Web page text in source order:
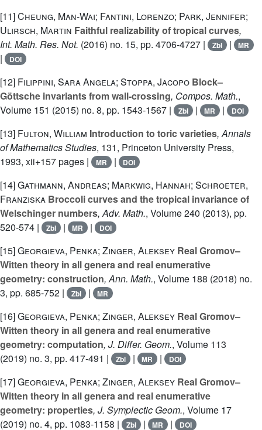
[11]Cheung, Man-Wai; Fantini, Lorenzo; Park, Jennifer;
Ulirsch, Martin Faithful realizability of tropical curves,
Int. Math. Res. Not. (2016) no. 15, pp. 4706-4727 | Zbl | MR
| DOI
[12] Filippini, Sara Angela; Stoppa, Jacopo Block–
Göttsche invariants from wall-crossing, Compos. Math.,
Volume 151 (2015) no. 8, pp. 1543-1567 | Zbl | MR | DOI
[13] Fulton, William Introduction to toric varieties, Annals
of Mathematics Studies, 131, Princeton University Press,
1993, xii+157 pages |
MR | DOI
[14]Gathmann, Andreas; Markwig, Hannah; Schroeter,
Franziska Broccoli curves and the tropical invariance of
Welschinger numbers, Adv. Math., Volume 240 (2013), pp.
520-574 |
Zbl | MR | DOI
[15]Georgieva, Penka; Zinger, Aleksey Real Gromov–
Witten theory in all genera and real enumerative
geometry: construction, Ann. Math., Volume 188 (2018) no.
3, pp. 685-752 |
Zbl | MR
[16]Georgieva, Penka; Zinger, Aleksey Real Gromov–
Witten theory in all genera and real enumerative
geometry: computation, J. Differ. Geom., Volume 113
(2019) no. 3, pp. 417-491 |
Zbl | MR | DOI
[17]Georgieva, Penka; Zinger, Aleksey Real Gromov–
Witten theory in all genera and real enumerative
geometry: properties, J. Symplectic Geom., Volume 17
(2019) no. 4, pp. 1083-1158 |
Zbl | MR | DOI